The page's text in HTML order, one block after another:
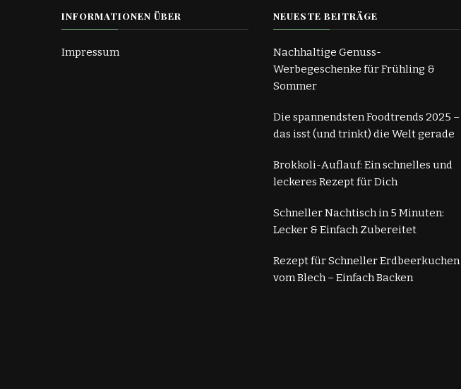
INFORMATIONEN ÜBER
Impressum
NEUESTE BEITRÄGE
Nachhaltige Genuss-
Werbegeschenke für Frühling &
Sommer
Die spannendsten Foodtrends 2025 –
das isst (und trinkt) die Welt gerade
Brokkoli-Auflauf: Ein schnelles und
leckeres Rezept für Dich
Schneller Nachtisch in 5 Minuten:
Lecker & Einfach Zubereitet
Rezept für Schneller Erdbeerkuchen
vom Blech – Einfach Backen